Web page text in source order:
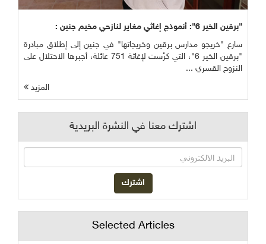
"برقين الخير 6": أنموذج إغاثي مغاير لنازحي مخيم جنين :
سارع "خريجو مدارس برقين وخريجاتها" في جنين إلى إطلاق مبادرة
"برقين الخير 6"، التي كرُست لإغاثة 751 عائلة، أجبرها الاحتلال على
النزوح القسري ...
المزيد
اشترك معنا في النشرة البريدية
Selected Articles